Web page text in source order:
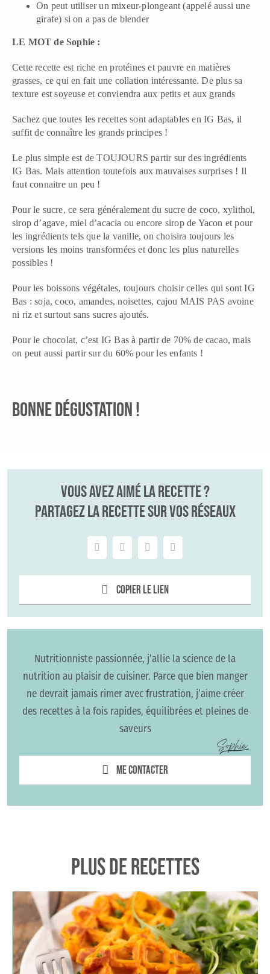
On peut utiliser un mixeur-plongeant (appelé aussi une
girafe) si on a pas de blender
LE MOT de Sophie :
Cette recette est riche en protéines et pauvre en matières
grasses, ce qui en fait une collation intéressante. De plus sa
texture est soyeuse et conviendra aux petits et aux grands
Sachez que toutes les recettes sont adaptables en IG Bas, il
suffit de connaître les grands principes !
Le plus simple est de TOUJOURS partir sur des ingrédients
IG Bas. Mais attention toutefois aux mauvaises surprises ! Il
faut connaitre un peu !
Pour le sucre, ce sera généralement du sucre de coco, xylithol,
sirop d’agave, miel d’acacia ou encore sirop de Yacon et pour
les ingrédients tels que la vanille, on choisira toujours les
versions les moins transformées et donc les plus naturelles
possibles !
Pour les boissons végétales, toujours choisir celles qui sont IG
Bas : soja, coco, amandes, noisettes, cajou MAIS PAS avoine
ni riz et surtout sans sucres ajoutés.
Pour le chocolat, c’est IG Bas à partir de 70% de cacao, mais
on peut aussi partir sur du 60% pour les enfants !
BONNE DÉGUSTATION !
Vous avez aimé la recette ?
Partagez la recette sur vos réseaux
Copier le lien
Nutritionniste passionnée, j’allie la science de la
nutrition au plaisir de cuisiner. Parce que bien manger
ne devrait jamais rimer avec frustration, j’aime créer
des recettes à la fois rapides, équilibrées et pleines de
saveurs
Me contacter
Plus de recettes